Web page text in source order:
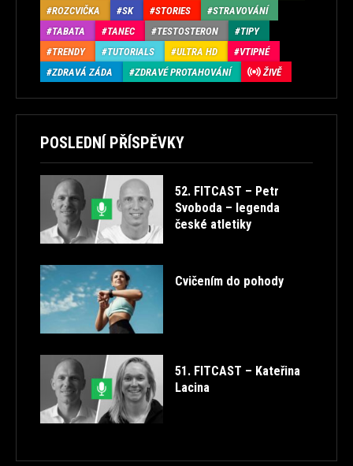
ROZCVIČKA
SK STORIES
STRAVOVÁNÍ
TABATA
TANEC TESTOSTERON
TIPY
TRENDY
TUTORIALS ULTRA HD
VTIPNÉ
ZDRAVÁ ZÁDA
ZDRAVÉ PROTAHOVÁNÍ ŽIVĚ
POSLEDNÍ PŘÍSPĚVKY
52. FITCAST – Petr
Svoboda – legenda
české atletiky
Cvičením do pohody
51. FITCAST – Kateřina
Lacina